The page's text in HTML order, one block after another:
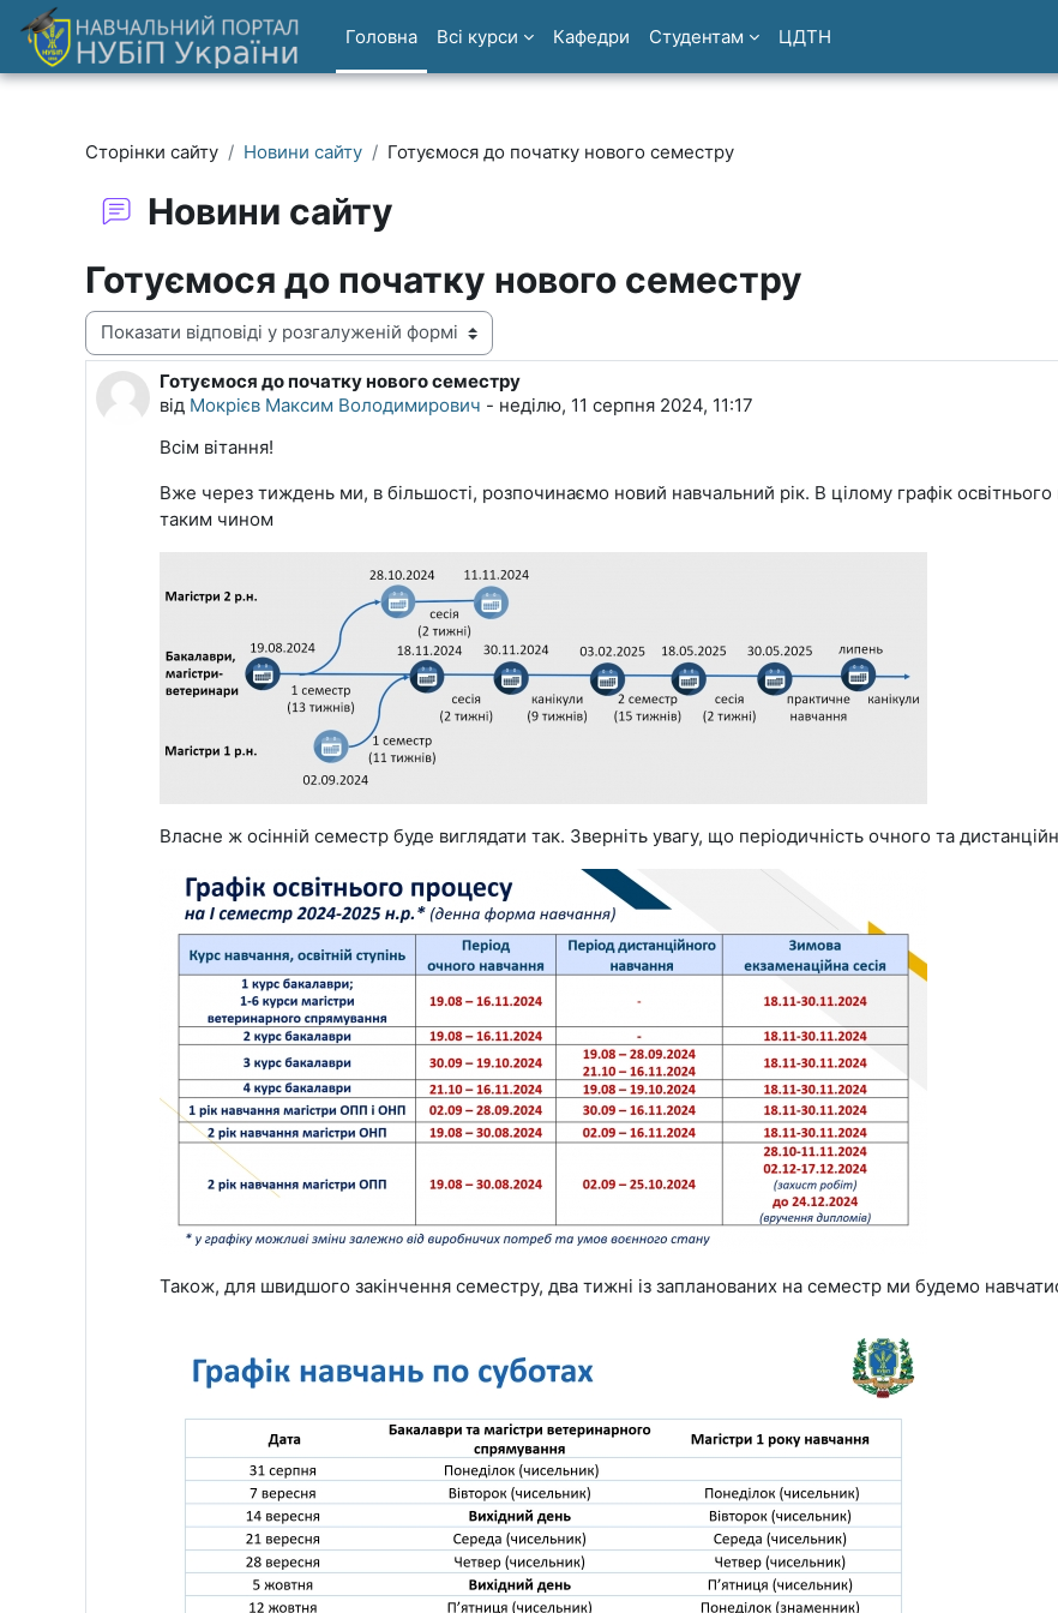
Перейти до головного вмісту
Головна
Всі курси Кафедри Студентам ЦДТН
Сторінки сайту Новини сайту Готуємося до початку нового семестру
Новини сайту
Готуємося до початку нового семестру
Тип показу
Готуємося до початку нового семестру
від Мокрієв Максим Володимирович - неділю, 11 серпня 2024, 11:17
Кількість відповідей: 0
Всім вітання!
Вже через тиждень ми, в більшості, розпочинаємо новий навчальний рік. В цілому графік
таким чином
Власне ж осінній семестр буде виглядати так. Зверніть увагу, що періодичність очного та
Також, для швидшого закінчення семестру, два тижні із запланованих на семестр ми будемо